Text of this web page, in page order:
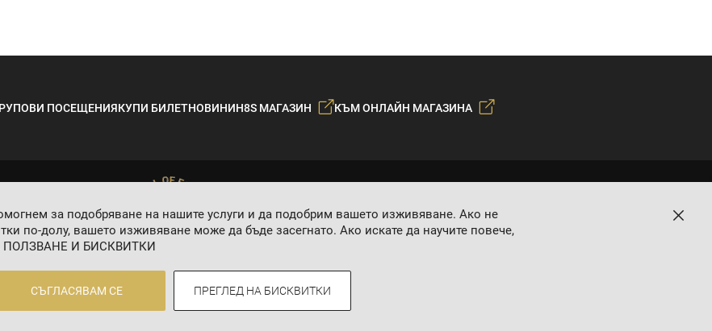
ПОСЕЩЕНИЯКУПИ БИЛЕТНОВИНИH8S МАГАЗИН КЪМ ОНЛАЙН МАГАЗИНА
за подобряване на нашите услуги и да подобрим вашето изживяване. Ако не
по-долу, вашето изживяване може да бъде засегнато. Ако искате да научите повече,
И БИСКВИТКИ
СЪГЛАСЯВАМ СЕ ПРЕГЛЕД НА БИСКВИТКИ